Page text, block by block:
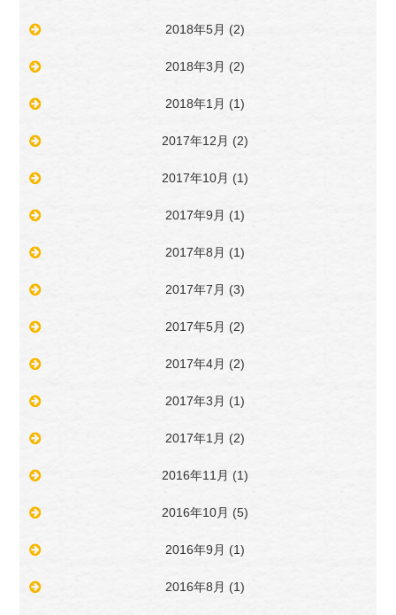
2018年5月 (2)
2018年3月 (2)
2018年1月 (1)
2017年12月 (2)
2017年10月 (1)
2017年9月 (1)
2017年8月 (1)
2017年7月 (3)
2017年5月 (2)
2017年4月 (2)
2017年3月 (1)
2017年1月 (2)
2016年11月 (1)
2016年10月 (5)
2016年9月 (1)
2016年8月 (1)